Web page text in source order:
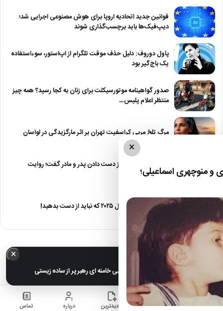
قوانین جدید اتحادیه اروپا برای هوش مصنوعی اجرایی شد؛
دیپ‌فیک‌ها باید برچسب‌گذاری شوند
پاول دوروف: دلیل حذف موقت تلگرام از اپ‌استور، سوءاستفاده
یک باج‌گیر بود
صدور گواهینامه موتورسیکلت برای زنان به کجا رسید؟ همه چیز
منتظر اعلام پلیس…
مرگ تلخ مربی کراسفیت تهران بر اثر مارگزیدگی در لواسان
حمید استیلی از غم از دست دادن پدر و مادر گفت؛ روایت
صریح…
معرفی ۶ مینی سریال ۲۰۲۵ که نباید از دست بدهید!
×
منوچهری اسماعیلی؛
× خبر مهم
عکس های خانوادگی مجتبی خامنه ای رهبر پر از ساده زیستی
خانه اخبار جدیدترین درباره تماس